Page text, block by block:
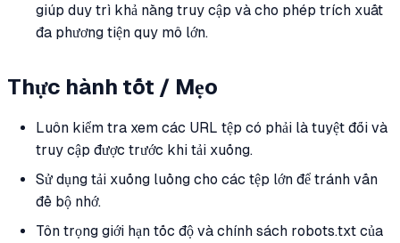
giúp duy trì khả năng truy cập và cho phép trích xuất
đa phương tiện quy mô lớn.
Thực hành tốt / Mẹo
Luôn kiểm tra xem các URL tệp có phải là tuyệt đối và
truy cập được trước khi tải xuống.
Sử dụng tải xuống luồng cho các tệp lớn để tránh vấn
đề bộ nhớ.
Tôn trọng giới hạn tốc độ và chính sách robots.txt của